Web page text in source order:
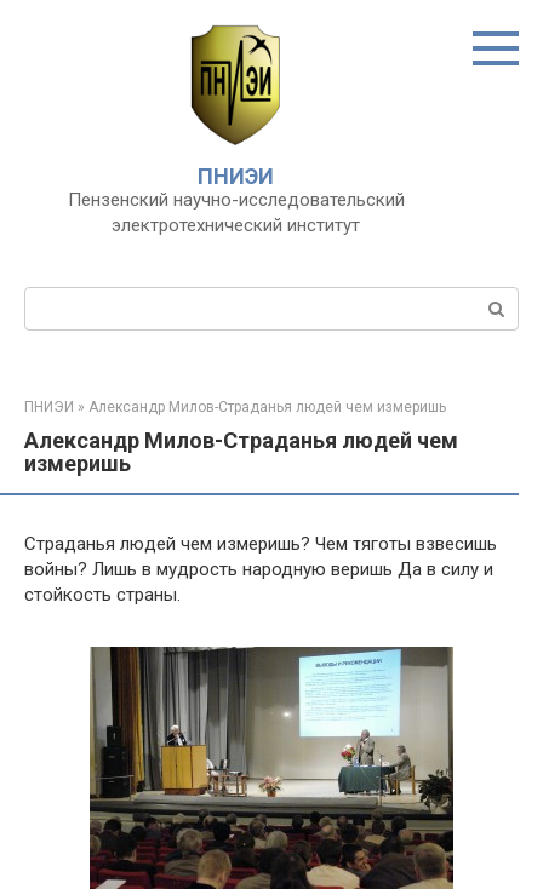
ПНИЭИ
Пензенский научно-исследовательский
электротехнический институт
Поиск:
ПНИЭИ » Александр Милов-Страданья людей чем измеришь
Александр Милов-Страданья людей чем
измеришь
Страданья людей чем измеришь? Чем тяготы взвесишь
войны? Лишь в мудрость народную веришь Да в силу и
стойкость страны.